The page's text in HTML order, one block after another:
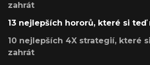
zahrát
13 nejlepších hororů, které si teď
10 nejlepších 4X strategií, které
zahrát